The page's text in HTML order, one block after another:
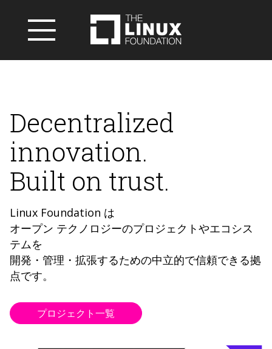
Decentralized
innovation.
Built on trust.
Linux Foundation は
オープン テクノロジーのプロジェクトやエコシス
テムを
開発・管理・拡張するための中立的で信頼できる拠
点です。
プロジェクト一覧